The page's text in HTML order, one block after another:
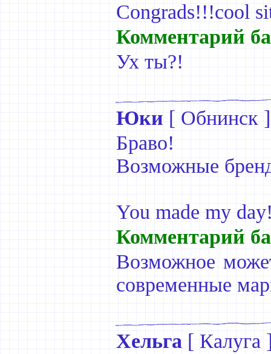
Congrads!!!cool
Комментарий
Ух ты?!
Юки [ Обнинск ]
Браво!
Возможные
You made my
Комментарий
Возможное
современные
Хельга [ Калуга